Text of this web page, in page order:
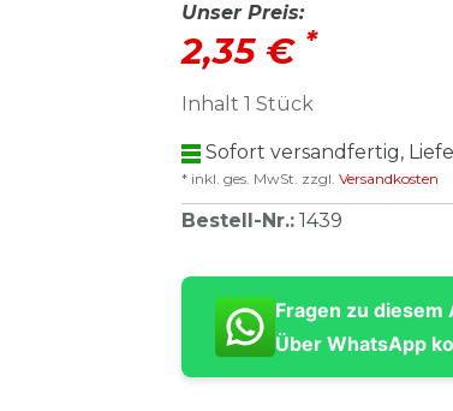
Unser Preis:
2,35 € *
Inhalt 1 Stück
Sofort versandfertig,
* inkl. ges. MwSt. zzgl. Versandkosten
Bestell-Nr.: 1439
Fragen zu diesem
Über WhatsApp